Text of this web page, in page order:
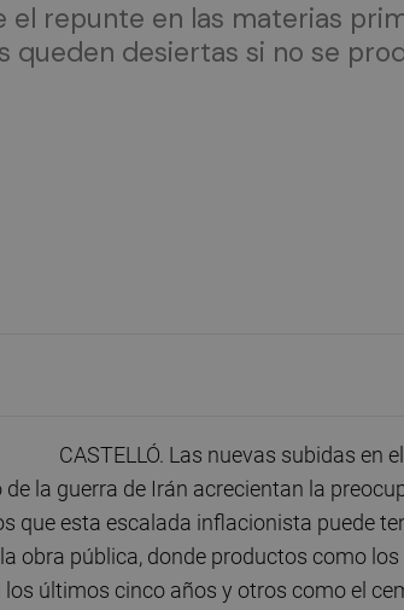
el repunte en las materias
queden desiertas si no se
CASTELLÓ. Las nuevas subidas en
la guerra de Irán acrecientan la
que esta escalada inflacionista puede
obra pública, donde productos como
últimos cinco años y otros como el